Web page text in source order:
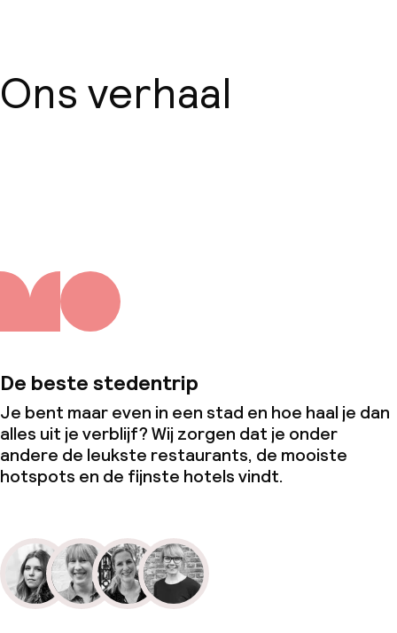
Ons verhaal
De beste stedentrip
Je bent maar even in een stad en hoe haal je dan
alles uit je verblijf? Wij zorgen dat je onder
andere de leukste restaurants, de mooiste
hotspots en de fijnste hotels vindt.